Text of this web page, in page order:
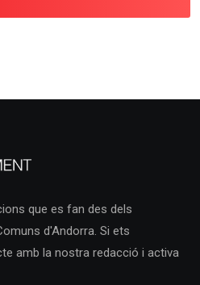
que es fan des dels
d'Andorra. Si ets
amb la nostra redacció i activa